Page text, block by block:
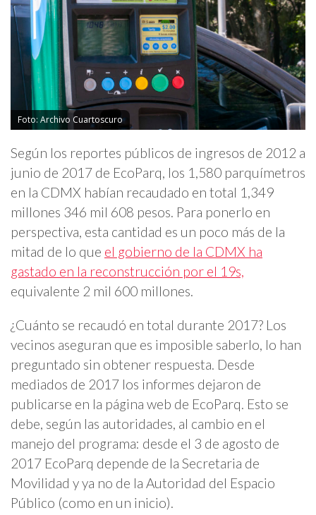
Foto: Archivo Cuartoscuro
Según los reportes públicos de ingresos de 2012 a
junio de 2017 de EcoParq, los 1,580 parquímetros
en la CDMX habían recaudado en total 1,349
millones 346 mil 608 pesos. Para ponerlo en
perspectiva, esta cantidad es un poco más de la
mitad de lo que el gobierno de la CDMX ha
gastado en la reconstrucción por el 19s,
equivalente 2 mil 600 millones.
¿Cuánto se recaudó en total durante 2017? Los
vecinos aseguran que es imposible saberlo, lo han
preguntado sin obtener respuesta. Desde
mediados de 2017 los informes dejaron de
publicarse en la página web de EcoParq. Esto se
debe, según las autoridades, al cambio en el
manejo del programa: desde el 3 de agosto de
2017 EcoParq depende de la Secretaria de
Movilidad y ya no de la Autoridad del Espacio
Público (como en un inicio).